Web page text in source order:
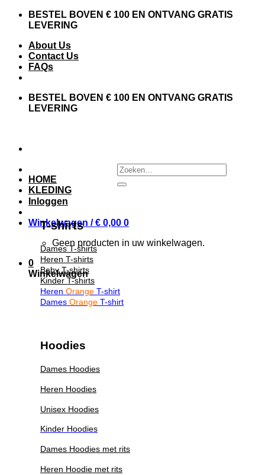
BESTEL BOVEN € 100 EN ONTVANG GRATIS
LEVERING
About Us
Contact Us
FAQs
BESTEL BOVEN € 100 EN ONTVANG GRATIS
LEVERING
Inloggen
Winkelwagen /€ 0,00 0
Geen producten in uw winkelwagen.
0
Winkelwagen
HOME
KLEDING
T-shirts
Dames T-shirts
Heren T-shirts
Baby T-shirts
Kinder T-shirts
Heren Orange T-shirt
Dames Orange T-shirt
Hoodies
Dames Hoodies
Heren Hoodies
Unisex Hoodies
Kinder Hoodies
Dames Hoodies met rits
Heren Hoodie met rits